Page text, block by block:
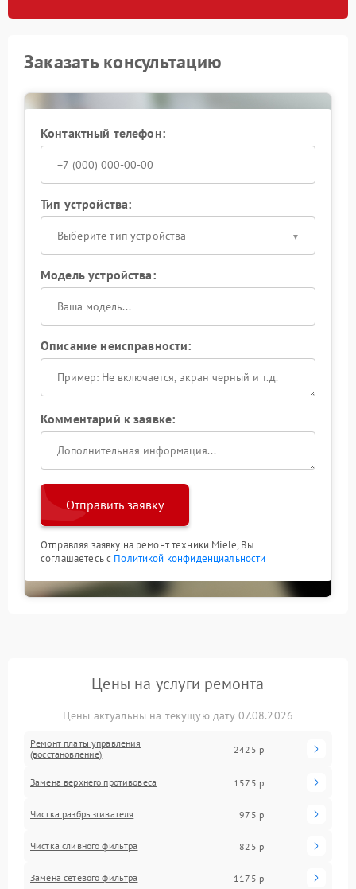
Заказать консультацию
Контактный телефон:
Тип устройства:
Выберите тип устройства
Модель устройства:
Описание неисправности:
Комментарий к заявке:
Отправить заявку
Отправляя заявку на ремонт техники Miele, Вы
соглашаетесь с Политикой конфиденциальности
Цены на услуги ремонта
Цены актуальны на текущую дату 07.08.2026
Ремонт платы управления
(восстановление)
2425 р
Замена верхнего противовеса 1575 р
Чистка разбрызгивателя 975 р
Чистка сливного фильтра 825 р
Замена сетевого фильтра 1175 р